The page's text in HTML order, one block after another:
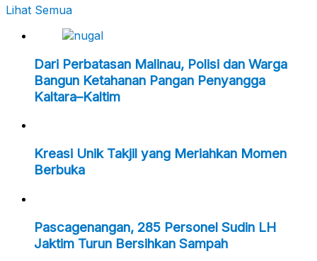
Lihat Semua
Dari Perbatasan Malinau, Polisi dan Warga
Bangun Ketahanan Pangan Penyangga
Kaltara–Kaltim
Kreasi Unik Takjil yang Meriahkan Momen
Berbuka
Pascagenangan, 285 Personel Sudin LH
Jaktim Turun Bersihkan Sampah